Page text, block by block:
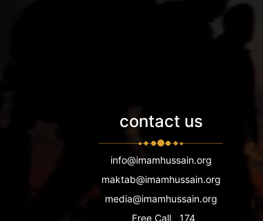
contact us
info@imamhussain.org
maktab@imamhussain.org
media@imamhussain.org
Free Call
174